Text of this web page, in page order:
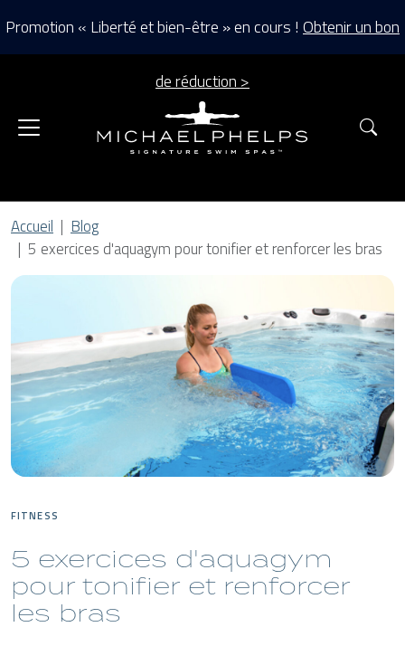
Promotion « Liberté et bien-être » en cours ! Obtenir un bon
de réduction >
Accueil
Blog
5 exercices d'aquagym pour tonifier et renforcer les bras
FITNESS
5 exercices d'aquagym
pour tonifier et renforcer
les bras